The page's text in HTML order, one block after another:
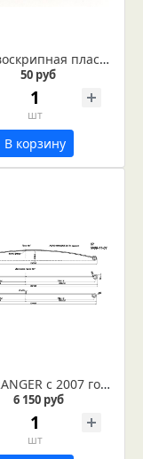
Противоскрипная пластина
50 руб
шт
В корзину
FORD RANGER с 2007 года рессора задняя лист № 1 в сборе (Арт. IR 09-11-01в)
6 150 руб
шт